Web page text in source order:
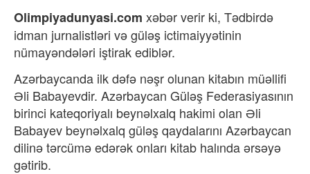
Olimpiyadunyasi.com xəbər verir ki, Tədbirdə
idman jurnalistləri və güləş ictimaiyyətinin
nümayəndələri iştirak ediblər.
Azərbaycanda ilk dəfə nəşr olunan kitabın müəllifi
Əli Babayevdir. Azərbaycan Güləş Federasiyasının
birinci kateqoriyalı beynəlxalq hakimi olan Əli
Babayev beynəlxalq güləş qaydalarını Azərbaycan
dilinə tərcümə edərək onları kitab halında ərsəyə
gətirib.